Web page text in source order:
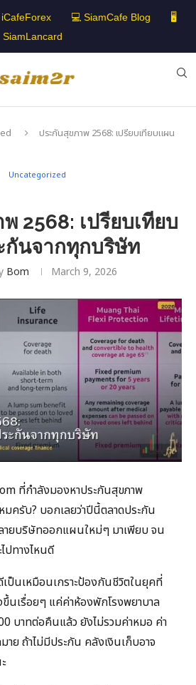
iCafeForex 💻 SiamCafe Blog
🖥️
SiamLancard
ประกันสุขภาพ 2568: เปรียบเทียบแผน
Uncategorized
2568: เปรียบเทียบ
กันจากทุกบริษัท
Bom March 9, 2026
ที่กำลังมองหาประกันสุขภาพ
มครับ? บอกเลยว่าปีนี้ตลาดประกัน
ยบริษัทออกแผนใหม่ๆ มาเพียบ จน
ปทางไหนดี
ป็นเหมือนเกราะป้องกันชีวิตในยุคที่
นเรื่อยๆ แค่ค่าห้องพักโรงพยาบาล
บาทต่อคืนแล้ว ยังไม่รวมค่าหมอ ค่า
าย ถ้าไม่มีประกัน คลังเงินเก็บอาจ